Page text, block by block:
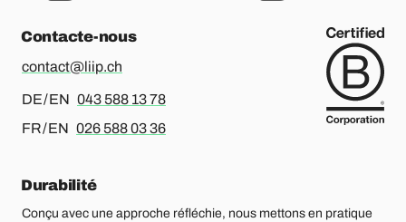
Contacte-nous
contact@liip.ch
DE / EN Pour l’allemand ou l’anglais, merci d’appeler le
043 588 13 78
FR / EN Pour le français ou l’anglais, merci d’appeler le
026 588 03 36
Durabilité
Conçu avec une approche réfléchie, nous mettons en pratique